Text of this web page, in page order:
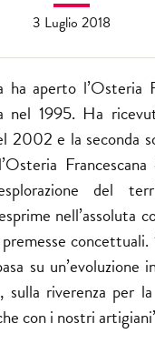
3 Luglio 2018
aperto l’Osteria
nel 1995. Ha
2002 e la seconda
del
nell’assoluta
concettuali.
su un’evoluzione
sulla riverenza per
con i nostri